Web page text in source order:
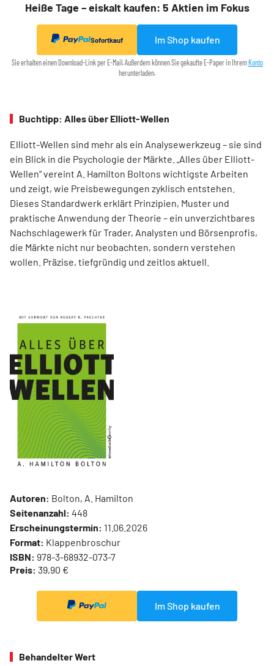
Heiße Tage – eiskalt kaufen: 5 Aktien im Fokus
Sofortkauf Im Shop kaufen
Sie erhalten einen Download-Link per E-Mail. Außerdem können Sie gekaufte E-Paper in Ihrem Konto
herunterladen.
Buchtipp: Alles über Elliott-Wellen
Elliott-Wellen sind mehr als ein Analysewerkzeug – sie sind
ein Blick in die Psychologie der Märkte. „Alles über Elliott-
Wellen“ vereint A. Hamilton Boltons wichtigste Arbeiten
und zeigt, wie Preisbewegungen zyklisch entstehen.
Dieses Standardwerk erklärt Prinzipien, Muster und
praktische Anwendung der Theorie – ein unverzichtbares
Nachschlagewerk für Trader, Analysten und Börsenprofis,
die Märkte nicht nur beobachten, sondern verstehen
wollen. Präzise, tiefgründig und zeitlos aktuell.
Autoren: Bolton, A. Hamilton
Seitenanzahl: 448
Erscheinungstermin: 11.06.2026
Format: Klappenbroschur
ISBN: 978-3-68932-073-7
Preis: 39,90 €
Im Shop kaufen
Behandelter Wert